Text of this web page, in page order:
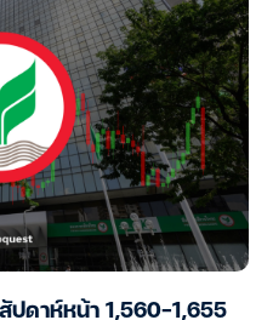
ปดาห์หน้า 1,560-1,655